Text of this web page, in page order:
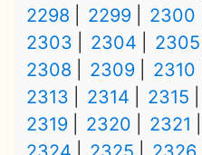
2298
2299 2300
2303
2304 2305
2308
2309 2310
2313
2314 2315
2319
2320 2321